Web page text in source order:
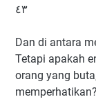
٤٣
Dan di antara
Tetapi apakah
orang yang
memperhatikan?